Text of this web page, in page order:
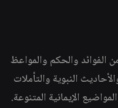
والحكم والمواعظ
النبوية والتأملات
الإيمانية المتنوعة.